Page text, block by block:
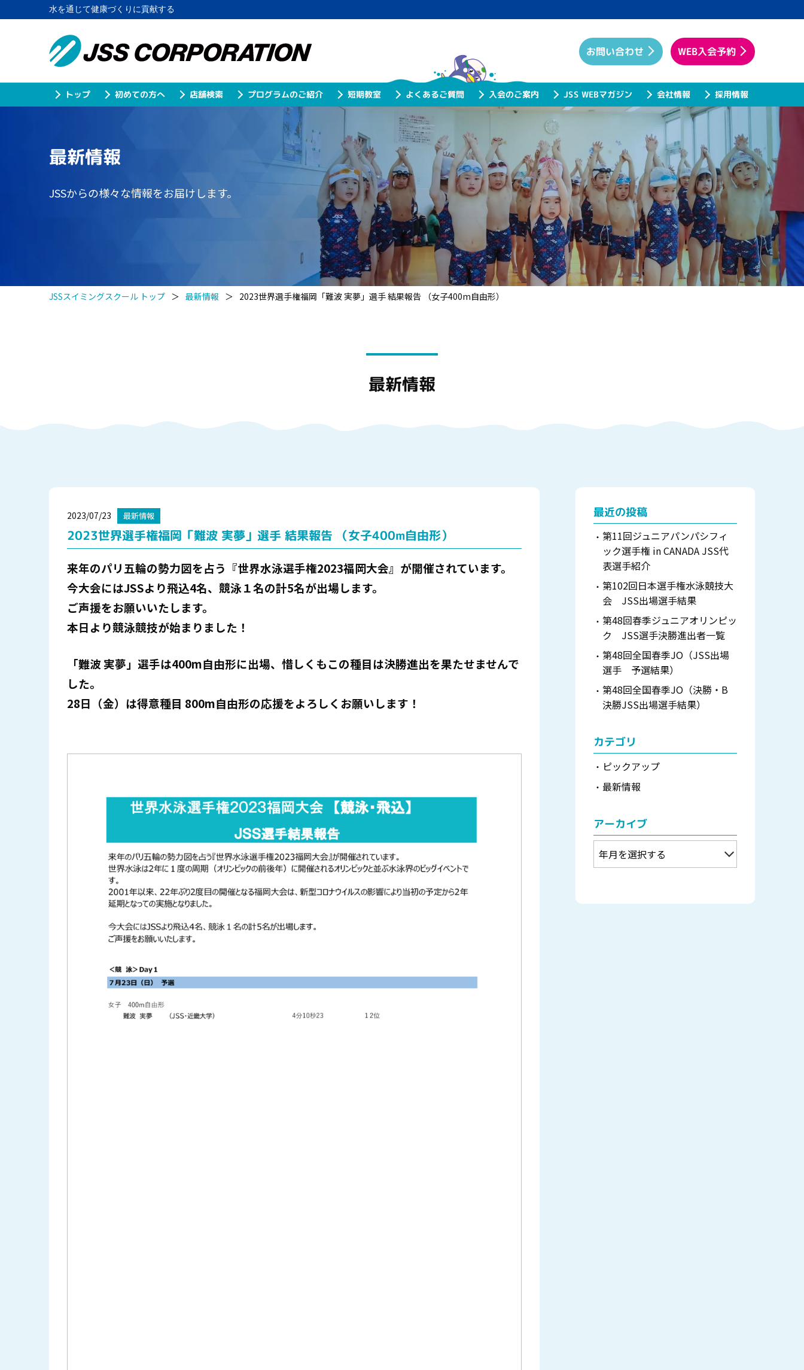
水を通じて健康づくりに貢献する
トップ 初めての方へ 店舗検索 プログラムのご紹介 短期教室 よくあるご質問 入会のご案内 JSS WEBマガジン 会社情報 採用情報
お問い合わせ WEB入会予約
最新情報
JSSからの様々な情報をお届けします。
JSSスイミングスクール トップ ＞ 最新情報 ＞ 2023世界選手権福岡「難波 実夢」選手 結果報告 （女子400m自由形）
最新情報
2023/07/23 最新情報
2023世界選手権福岡「難波 実夢」選手 結果報告 （女子400m自由形）
来年のパリ五輪の勢力図を占う『世界水泳選手権2023福岡大会』が開催されています。
今大会にはJSSより飛込4名、競泳１名の計5名が出場します。
ご声援をお願いいたします。
本日より競泳競技が始まりました！
「難波 実夢」選手は400m自由形に出場、惜しくもこの種目は決勝進出を果たせませんで
した。
28日（金）は得意種目 800m自由形の応援をよろしくお願いします！
最近の投稿
第11回ジュニアパンパシフィ
ック選手権 in CANADA JSS代
表選手紹介
第102回日本選手権水泳競技大
会 JSS出場選手結果
第48回春季ジュニアオリンピッ
ク JSS選手決勝進出者一覧
第48回全国春季JO（JSS出場
選手 予選結果）
第48回全国春季JO（決勝・B
決勝JSS出場選手結果）
カテゴリ
ピックアップ
最新情報
アーカイブ